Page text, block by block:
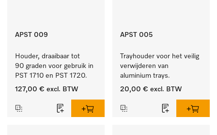
APST 009
Houder, draaibaar tot
90 graden voor gebruik in
PST 1710 en PST 1720.
127,00 € excl. BTW
APST 005
Trayhouder voor het veilig
verwijderen van
aluminium trays.
20,00 € excl. BTW